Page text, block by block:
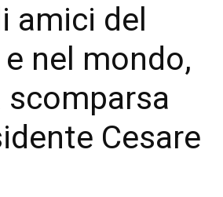
amici del
nel mondo,
scomparsa
Cesare